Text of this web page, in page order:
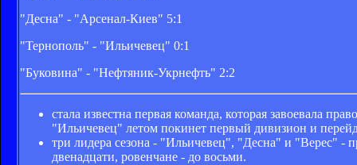
"Десна" - "Арсенал-Киев" 5:1
"Тернополь" - "Ильичевец" 0:1
"Буковина" - "Нефтяник-Укрнефть" 2:2
стала известна первая команда, которая завоевала
"Ильичевец" летом покинет первый дивизион и
три лидера сезона - "Ильичевец", "Десна" и "Верес" -
двенадцати, ровенчане - до восьми.